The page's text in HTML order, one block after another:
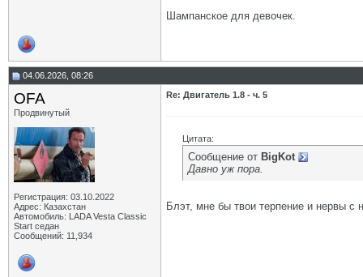
Шампанское для девочек.
04.06.2026, 08:26
OFA
Продвинутый
Регистрация: 03.10.2022
Адрес: Казахстан
Автомобиль: LADA Vesta Classic
Start седан
Сообщений: 11,934
Re: Двигатель 1.8 - ч. 5
Цитата:
Сообщение от BigKot
Давно уж пора.
Блэт, мне бы твои терпение и нервы с